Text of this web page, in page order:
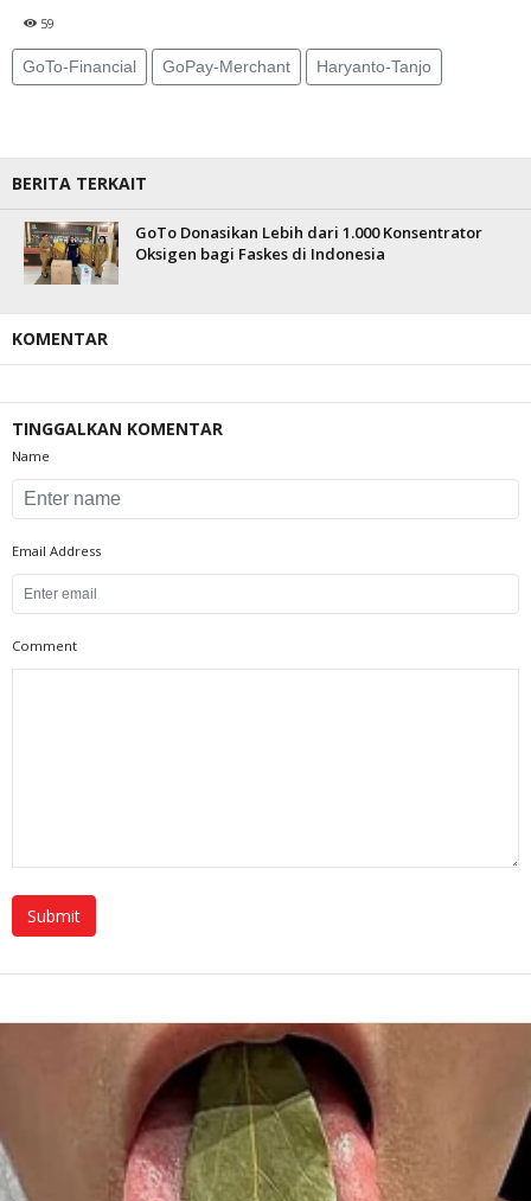
59
GoTo-Financial GoPay-Merchant Haryanto-Tanjo
BERITA TERKAIT
GoTo Donasikan Lebih dari 1.000 Konsentrator
Oksigen bagi Faskes di Indonesia
KOMENTAR
TINGGALKAN KOMENTAR
Name
Email Address
Comment